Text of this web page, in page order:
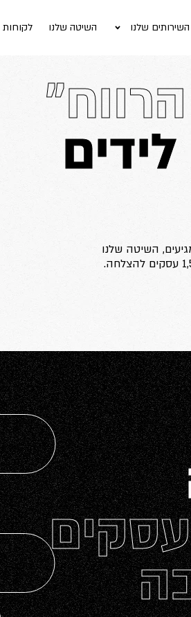
השירותים שלנו השיטה שלנו
השיטה שלנו